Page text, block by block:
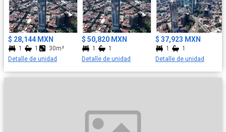
el concepto de vida urbana moderna. Un lugar para vivir, es un
estilo de vida pensado para quienes buscan distinción,
comodidad y una experiencia residencial única. El diseño,
distribución, amueblado y dimensiones pueden variar según el
modelo y metraje del departamento.
$ 28,144 MXN
1 1
30m²
Detalle de unidad
$ 50,820 MXN
1
1
Detalle de unidad
$ 37,923 MXN
1
1
Detalle de unidad